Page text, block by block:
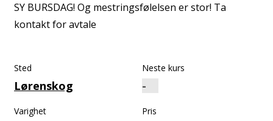
SY BURSDAG! Og mestringsfølelsen er stor! Ta
kontakt for avtale
Sted
Lørenskog
Neste kurs
Varighet Pris